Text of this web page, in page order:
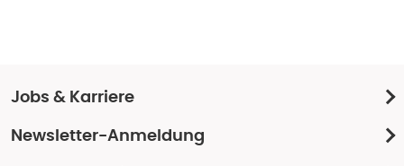
Jobs & Karriere
Newsletter-Anmeldung